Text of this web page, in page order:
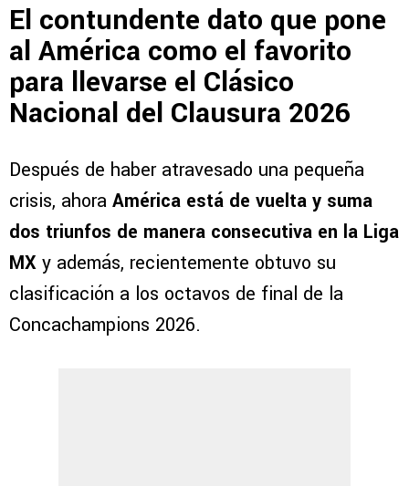
El contundente dato que pone
al América como el favorito
para llevarse el Clásico
Nacional del Clausura 2026
Después de haber atravesado una pequeña
crisis, ahora América está de vuelta y suma
dos triunfos de manera consecutiva en la Liga
MX y además, recientemente obtuvo su
clasificación a los octavos de final de la
Concachampions 2026.